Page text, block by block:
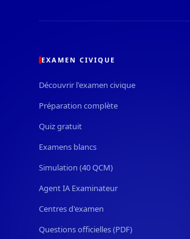
EXAMEN CIVIQUE
Découvrir l'examen civique
Préparation complète
Quiz gratuit
Examens blancs
Simulation (40 QCM)
Agent IA Examinateur
Centres d'examen
Questions officielles (PDF)